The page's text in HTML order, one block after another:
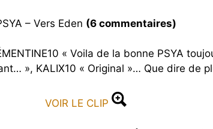
– Vers Eden (6 commentaires)
« Voila de la bonne PSYA
», KALIX10 « Original »… Que dire de
VOIR LE CLIP